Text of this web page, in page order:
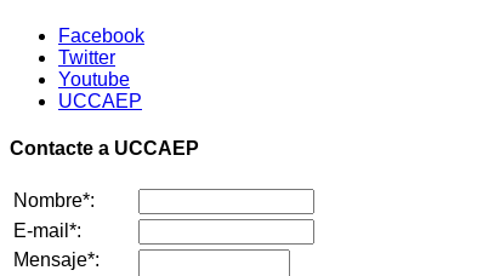
Facebook
Twitter
Youtube
UCCAEP
Contacte a UCCAEP
Nombre*:
E-mail*:
Mensaje*: